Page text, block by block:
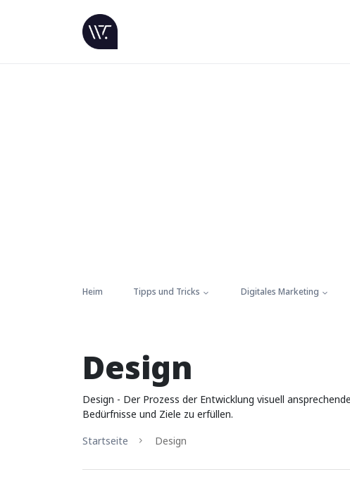
Heim Tipps und Tricks Digitales Marketing
Design
Design - Der Prozess der Entwicklung visuell
Bedürfnisse und Ziele zu erfüllen.
Startseite
Design